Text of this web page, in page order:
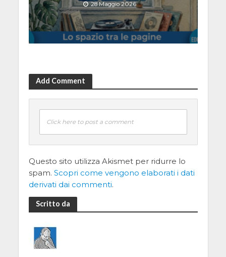
28 Maggio 2026
Add Comment
Click here to post a comment
Questo sito utilizza Akismet per ridurre lo
spam. Scopri come vengono elaborati i dati
derivati dai commenti.
Scritto da